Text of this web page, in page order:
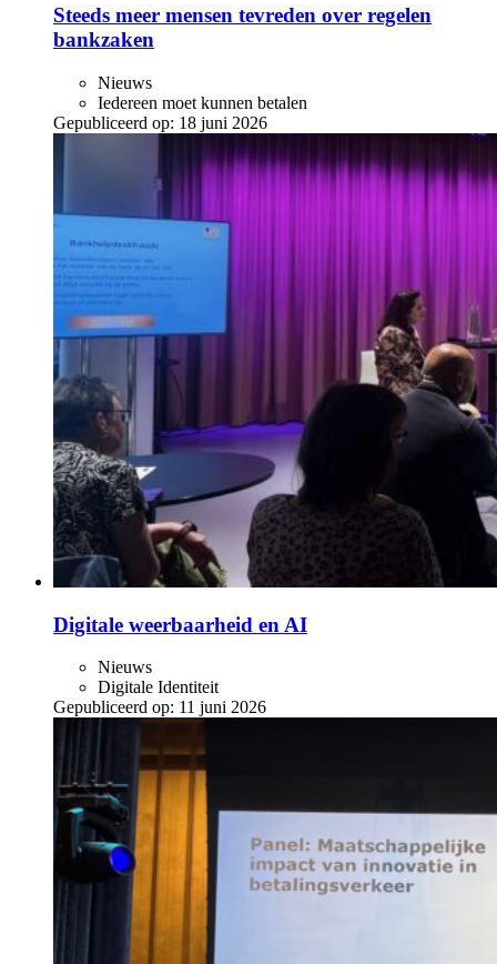
Steeds meer mensen tevreden over regelen
bankzaken
Nieuws
Iedereen moet kunnen betalen
Gepubliceerd op: 18 juni 2026
Digitale weerbaarheid en AI
Nieuws
Digitale Identiteit
Gepubliceerd op: 11 juni 2026